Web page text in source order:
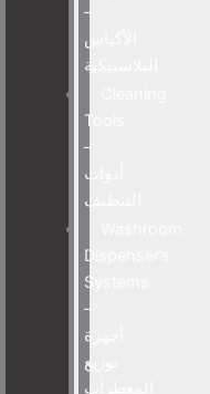
–
الأكياس
البلاستيكية
Tools
–
أدوات
التنظيف
Dispenser’s
Systems
–
أجهزة
توزيع
المعطرات